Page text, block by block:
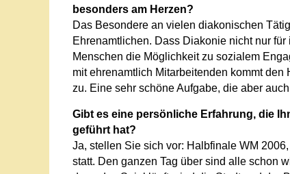
besonders am Herzen?
Das Besondere an vielen diakonischen
Ehrenamtlichen. Dass Diakonie nicht nur
Menschen die Möglichkeit zu sozialem
mit ehrenamtlich Mitarbeitenden kommt
zu. Eine sehr schöne Aufgabe, die aber
Gibt es eine persönliche Erfahrung, die
geführt hat?
Ja, stellen Sie sich vor: Halbfinale WM
statt. Den ganzen Tag über sind alle schon